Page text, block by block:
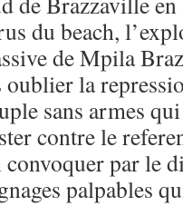
du beach,
de Mpila
la
sans armes
contre le
par le
palpables